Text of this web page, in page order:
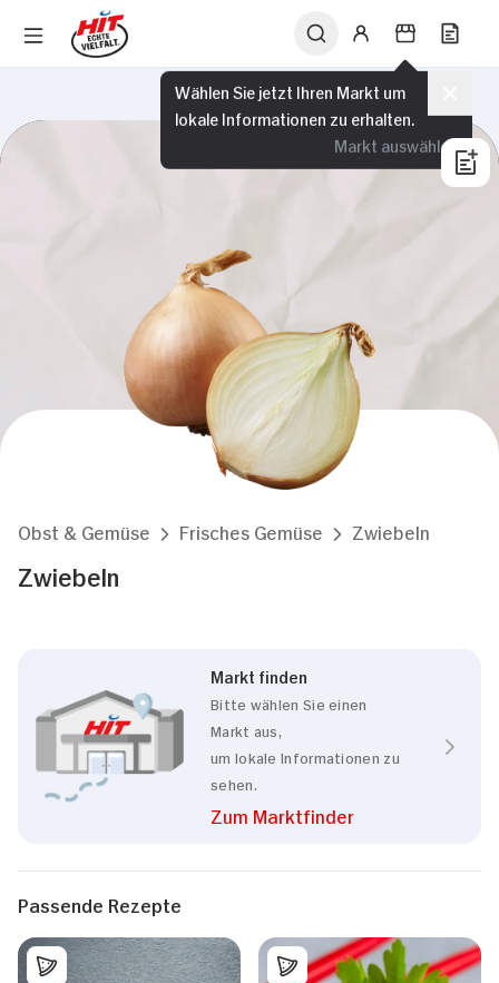
Wählen Sie jetzt Ihren Markt um
lokale Informationen zu erhalten.
Markt auswählen
Obst & Gemüse Frisches Gemüse Zwiebeln
Zwiebeln
Markt finden
Bitte wählen Sie einen
Markt aus,
um lokale Informationen zu
sehen.
Zum Marktfinder
Passende Rezepte